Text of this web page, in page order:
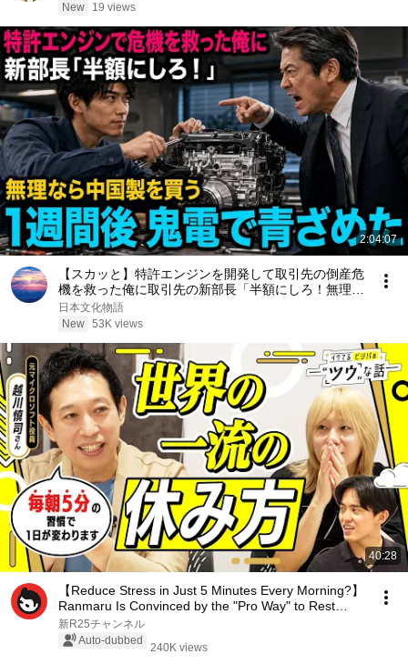
New
19 views
2:04:07
【スカッと】特許エンジンを開発して取引先の倒産危
機を救った俺に取引先の新部長「半額にしろ！無理な
ら中国製を買う」1週間後、部長から鬼電→俺「お宅
の競合と5倍で独占契約済みです」
日本文化物語
New 53K views
40:28
【Reduce Stress in Just 5 Minutes Every Morning?】
Ranmaru Is Convinced by the "Pro Way" to Rest
Pra...
新R25チャンネル
Auto-dubbed
240K views